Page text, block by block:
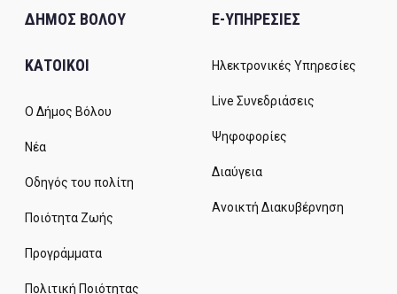
ΔΗΜΟΣ ΒΟΛΟΥ
ΚΑΤΟΙΚΟΙ
Ο Δήμος Βόλου
Νέα
Οδηγός του πολίτη
Ποιότητα Ζωής
Προγράμματα
Πολιτική Ποιότητας
E-ΥΠΗΡΕΣΙΕΣ
Ηλεκτρονικές Υπηρεσίες
Live Συνεδριάσεις
Ψηφοφορίες
Διαύγεια
Ανοικτή Διακυβέρνηση